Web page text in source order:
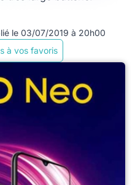
le 03/07/2019 à 20h00
à vos favoris